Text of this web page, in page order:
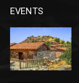
EVENTS